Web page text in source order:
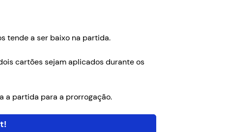
tende a ser baixo na partida.
cartões sejam aplicados durante os
a partida para a prorrogação.